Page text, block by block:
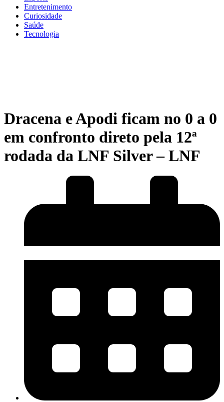
Entretenimento
Curiosidade
Saúde
Tecnologia
Dracena e Apodi ficam no 0 a 0
em confronto direto pela 12ª
rodada da LNF Silver – LNF